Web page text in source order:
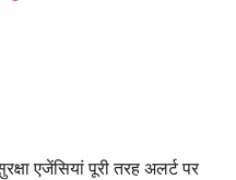
एजेंसियां पूरी तरह अलर्ट पर